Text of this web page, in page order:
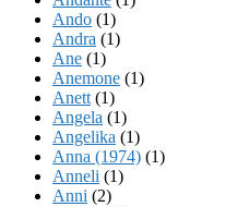
Ando (1)
Andra (1)
Ane (1)
Anemone (1)
Anett (1)
Angela (1)
Angelika (1)
Anna (1974) (1)
Anneli (1)
Anni (2)